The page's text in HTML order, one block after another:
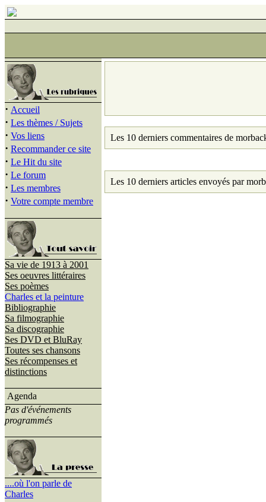
· Accueil
· Les thèmes / Sujets
· Vos liens
· Recommander ce site
· Le Hit du site
· Le forum
· Les membres
· Votre compte membre
Sa vie de 1913 à 2001
Ses oeuvres littéraires
Ses poèmes
Charles et la peinture
Bibliographie
Sa filmographie
Sa discographie
Ses DVD et BluRay
Toutes ses chansons
Ses récompenses et
distinctions
Agenda
Pas d'événements
programmés
....où l'on parle de
Charles
Les 10 derniers commentaires de
Les 10 derniers articles envoyés par